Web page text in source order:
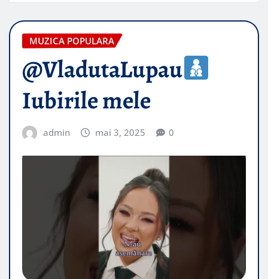
MUZICA POPULARA
@VladutaLupau
Iubirile mele
admin mai 3, 2025 0